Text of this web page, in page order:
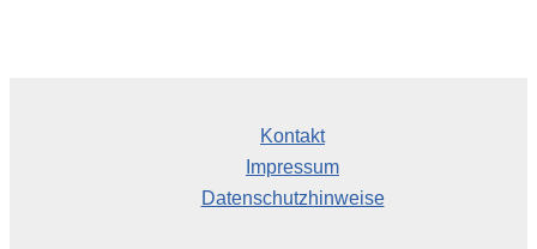
Kontakt
Impressum
Datenschutzhinweise